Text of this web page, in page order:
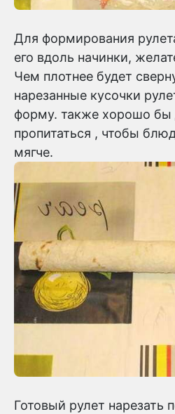
Для формирования
его вдоль начинки,
Чем плотнее будет
нарезанные кусочки
форму. также хорошо бы
пропитаться , чтобы
мягче.
Готовый рулет нарезать